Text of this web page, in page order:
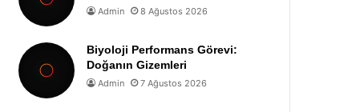
Admin 8 Ağustos 2026
Biyoloji Performans Görevi:
Doğanın Gizemleri
Admin 7 Ağustos 2026